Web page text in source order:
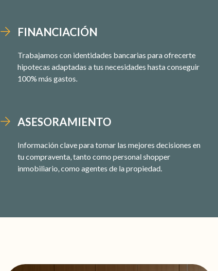
FINANCIACIÓN
Trabajamos con identidades bancarias para ofrecerte
hipotecas adaptadas a tus necesidades hasta conseguir
100% más gastos.
ASESORAMIENTO
Información clave para tomar las mejores decisiones en
tu compraventa, tanto como personal shopper
inmobiliario, como agentes de la propiedad.